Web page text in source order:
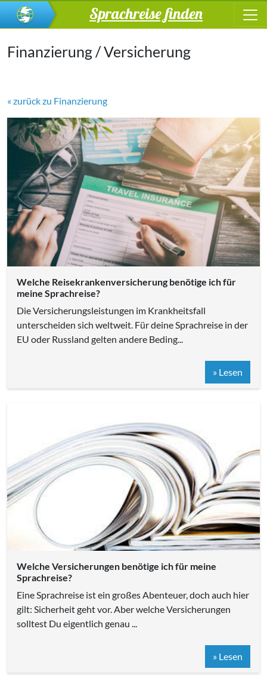
Sprachreise finden
Finanzierung / Versicherung
« zurück zu Finanzierung
Welche Reisekrankenversicherung benötige ich für
meine Sprachreise?
Die Versicherungsleistungen im Krankheitsfall
unterscheiden sich weltweit. Für deine Sprachreise in der
EU oder Russland gelten andere Beding...
» Lesen
Welche Versicherungen benötige ich für meine
Sprachreise?
Eine Sprachreise ist ein großes Abenteuer, doch auch hier
gilt: Sicherheit geht vor. Aber welche Versicherungen
solltest Du eigentlich genau ...
» Lesen